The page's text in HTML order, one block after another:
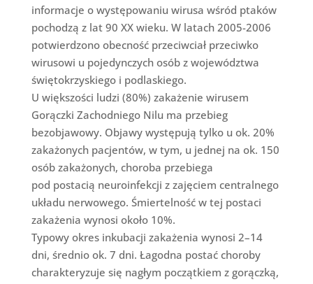
informacje o występowaniu wirusa wśród ptaków
pochodzą z lat 90 XX wieku. W latach 2005-2006
potwierdzono obecność przeciwciał przeciwko
wirusowi u pojedynczych osób z województwa
świętokrzyskiego i podlaskiego.
U większości ludzi (80%) zakażenie wirusem
Gorączki Zachodniego Nilu ma przebieg
bezobjawowy. Objawy występują tylko u ok. 20%
zakażonych pacjentów, w tym, u jednej na ok. 150
osób zakażonych, choroba przebiega
pod postacią neuroinfekcji z zajęciem centralnego
układu nerwowego. Śmiertelność w tej postaci
zakażenia wynosi około 10%.
Typowy okres inkubacji zakażenia wynosi 2–14
dni, średnio ok. 7 dni. Łagodna postać choroby
charakteryzuje się nagłym początkiem z gorączką,